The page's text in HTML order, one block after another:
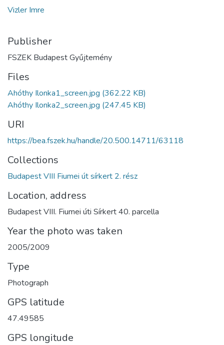
Vizler Imre
Publisher
FSZEK Budapest Gyűjtemény
Files
Ahóthy Ilonka1_screen.jpg (362.22 KB)
Ahóthy Ilonka2_screen.jpg (247.45 KB)
URI
https://bea.fszek.hu/handle/20.500.14711/63118
Collections
Budapest VIII Fiumei út sírkert 2. rész
Location, address
Budapest VIII. Fiumei úti Sírkert 40. parcella
Year the photo was taken
2005/2009
Type
Photograph
GPS latitude
47.49585
GPS longitude